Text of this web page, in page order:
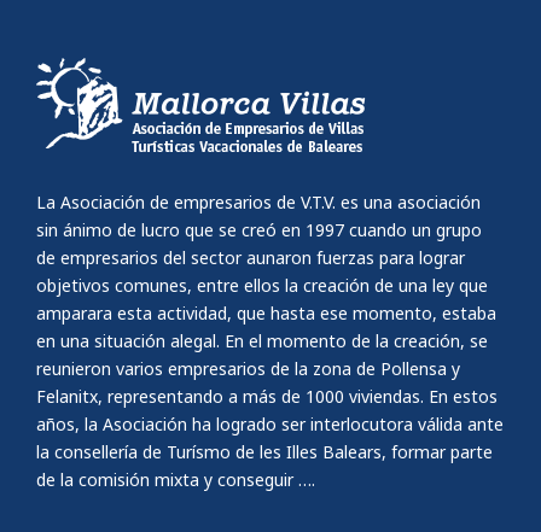
La Asociación de empresarios de V.T.V. es una asociación
sin ánimo de lucro que se creó en 1997 cuando un grupo
de empresarios del sector aunaron fuerzas para lograr
objetivos comunes, entre ellos la creación de una ley que
amparara esta actividad, que hasta ese momento, estaba
en una situación alegal. En el momento de la creación, se
reunieron varios empresarios de la zona de Pollensa y
Felanitx, representando a más de 1000 viviendas. En estos
años, la Asociación ha logrado ser interlocutora válida ante
la consellería de Turísmo de les Illes Balears, formar parte
de la comisión mixta y conseguir ….